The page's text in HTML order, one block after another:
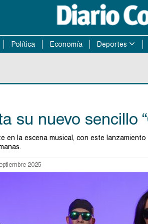
Política Economía Deportes
su nuevo sencillo
en la escena musical, con este
2025